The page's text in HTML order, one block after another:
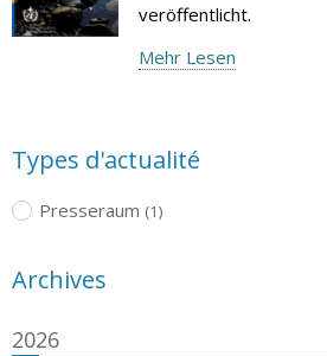
veröffentlicht.
Mehr Lesen
Types d'actualité
Presseraum (1)
Archives
2026